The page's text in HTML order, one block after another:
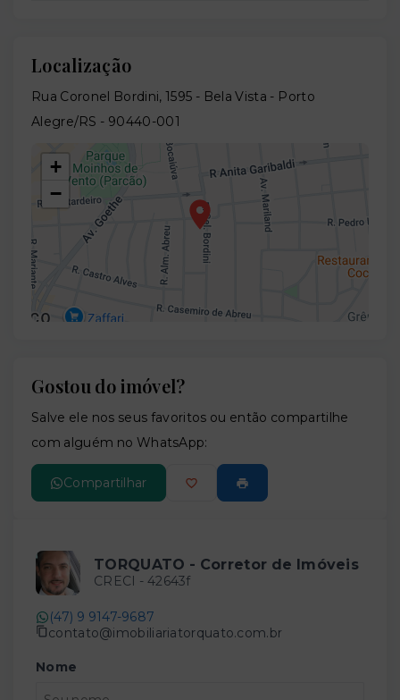
Localização
Rua Coronel Bordini, 1595 - Bela Vista - Porto
Alegre/RS - 90440-001
+
−
Gostou do imóvel?
Salve ele nos seus favoritos ou então compartilhe
com alguém no WhatsApp:
Compartilhar
TORQUATO - Corretor de Imóveis
CRECI - 42643f
(47) 9 9147-9687
contato@imobiliariatorquato.com.br
Nome